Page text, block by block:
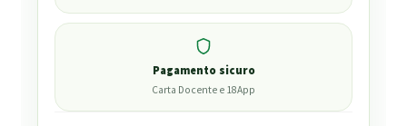
Pagamento sicuro
Carta Docente e 18App